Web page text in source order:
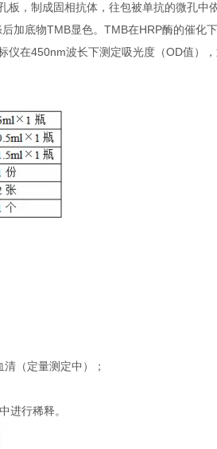
，制成固相抗体，往包被单抗的微孔中
加底物TMB显色。TMB在HRP酶的催化下
仪在450nm波长下测定吸光度（OD值）
（定量测定中）；
进行稀释。